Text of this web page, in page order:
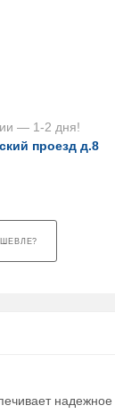
— 1-2 дня!
проезд д.8